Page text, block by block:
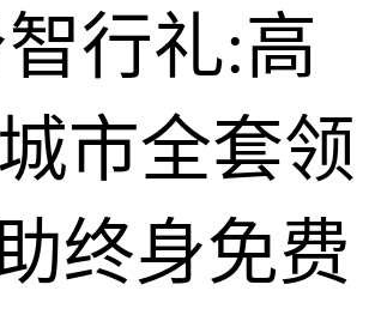
行礼:高
市全套领
终身免费